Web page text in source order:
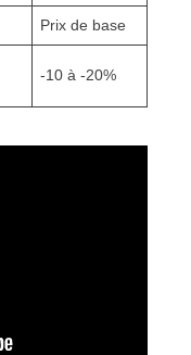
Prix de base
-10 à -20%